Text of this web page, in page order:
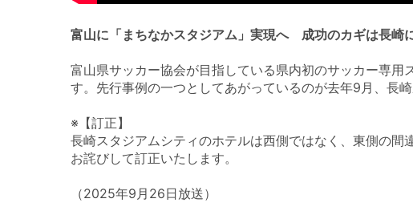
富山に「まちなかスタジアム」実現へ 成功のカギは長崎
富山県サッカー協会が目指している県内初のサッカー専
す。先行事例の一つとしてあがっているのが去年9月、長
※【訂正】
長崎スタジアムシティのホテルは西側ではなく、東側の間
お詫びして訂正いたします。
（2025年9月26日放送）